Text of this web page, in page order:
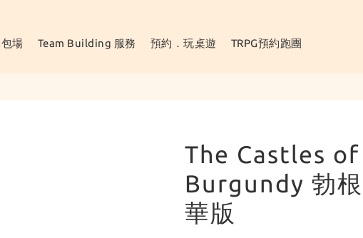
場 Team Building 服務 預約．玩桌遊 TRPG預約跑團
The Castles of
Burgundy 勃
華版